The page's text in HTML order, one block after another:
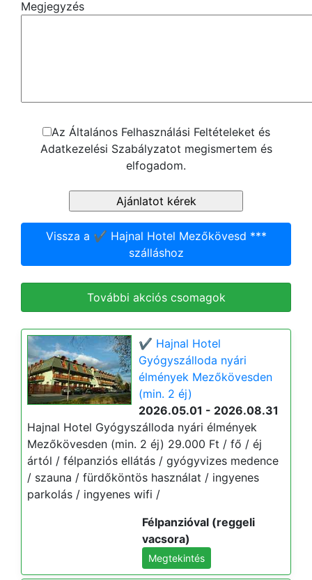
Megjegyzés
Az Általános Felhasználási Feltételeket és
Adatkezelési Szabályzatot megismertem és
elfogadom.
Vissza a ✔️ Hajnal Hotel Mezőkövesd ***
szálláshoz
További akciós csomagok
✔️ Hajnal Hotel
Gyógyszálloda nyári
élmények Mezőkövesden
(min. 2 éj)
2026.05.01 - 2026.08.31
Hajnal Hotel Gyógyszálloda nyári élmények
Mezőkövesden (min. 2 éj) 29.000 Ft / fő / éj
ártól / félpanziós ellátás / gyógyvizes medence
/ szauna / fürdőköntös használat / ingyenes
parkolás / ingyenes wifi /
Félpanzióval (reggeli
vacsora)
Megtekintés